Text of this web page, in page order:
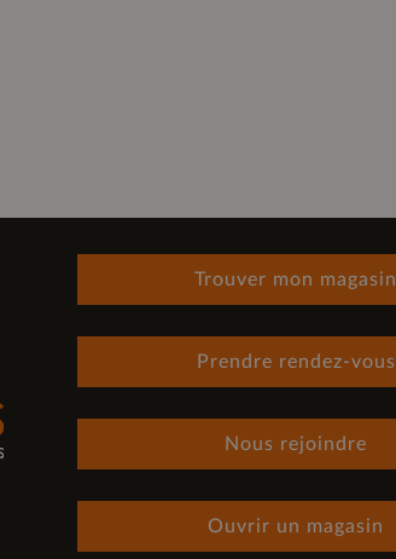
Trouver mon magasin
Prendre rendez-vous
Nous rejoindre
Ouvrir un magasin